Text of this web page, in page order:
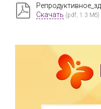
Скачать (pdf, 1.3 Мб)